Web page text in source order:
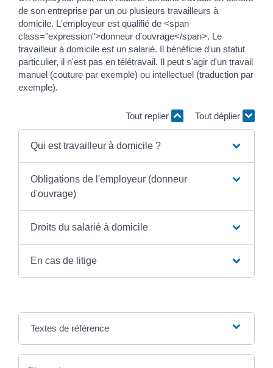
de son entreprise par un ou plusieurs travailleurs à
domicile. L'employeur est qualifié de <span
class="expression">donneur d'ouvrage</span>. Le
travailleur à domicile est un salarié. Il bénéficie d'un statut
particulier, il n'est pas en télétravail. Il peut s'agir d'un travail
manuel (couture par exemple) ou intellectuel (traduction par
exemple).
Tout replier Tout déplier
Qui est travailleur à domicile ?
Obligations de l'employeur (donneur
d'ouvrage)
Droits du salarié à domicile
En cas de litige
Textes de référence